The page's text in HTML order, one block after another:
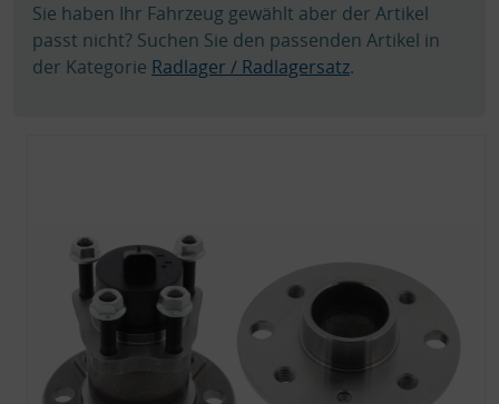
Sie haben Ihr Fahrzeug gewählt aber der Artikel
passt nicht? Suchen Sie den passenden Artikel in
der Kategorie Radlager / Radlagersatz.